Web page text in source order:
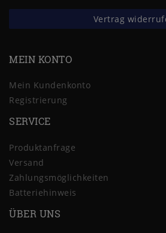
Vertrag
MEIN KONTO
Mein Kundenkonto
Registrierung
SERVICE
Produktanfrage
Versand
Zahlungsmöglichkeiten
Batteriehinweis
ÜBER UNS